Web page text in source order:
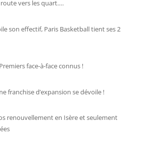
route vers les quart….
son effectif, Paris Basketball tient ses 2
face-à-face connus !
franchise d’expansion se dévoile !
renouvellement en Isère et seulement